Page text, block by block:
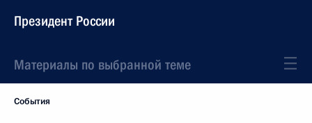
Президент России
Материалы по выбранной теме
События